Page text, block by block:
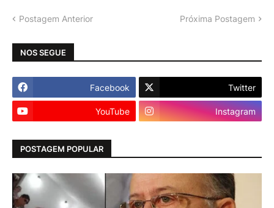
Postagem Anterior Próxima Postagem
NOS SEGUE
Facebook Twitter
YouTube Instagram
POSTAGEM POPULAR